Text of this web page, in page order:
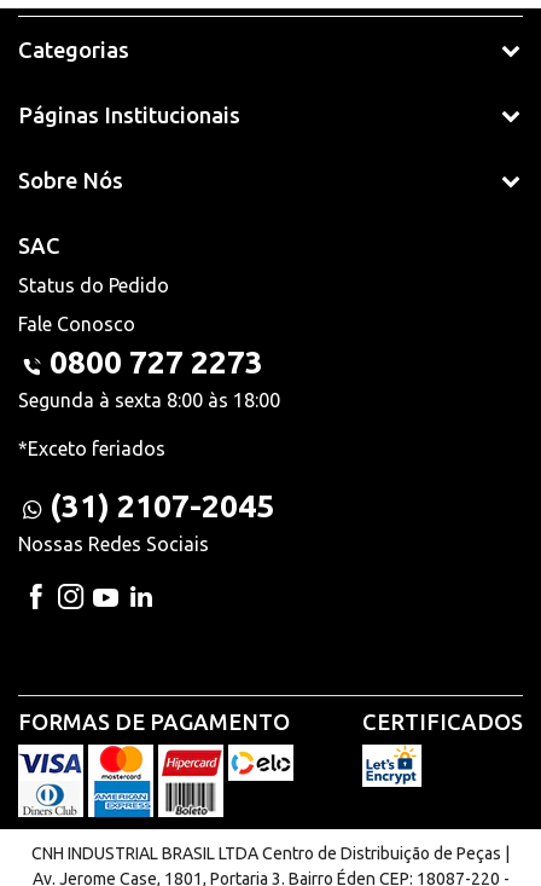
Categorias
Páginas Institucionais
Sobre Nós
SAC
Status do Pedido
Fale Conosco
0800 727 2273
Segunda à sexta 8:00 às 18:00
*Exceto feriados
(31) 2107-2045
Nossas Redes Sociais
FORMAS DE PAGAMENTO CERTIFICADOS
CNH INDUSTRIAL BRASIL LTDA Centro de Distribuição de Peças |
Av. Jerome Case, 1801, Portaria 3. Bairro Éden CEP: 18087-220 -